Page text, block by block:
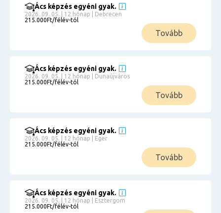
Ács képzés egyéni gyak.
2026. 09. 05. | 12 hónap | Debrecen
215.000Ft/félév-tól
Tovább
Ács képzés egyéni gyak.
2026. 09. 05. | 12 hónap | Dunaújváros
215.000Ft/félév-tól
Tovább
Ács képzés egyéni gyak.
2026. 09. 05. | 12 hónap | Eger
215.000Ft/félév-tól
Tovább
Ács képzés egyéni gyak.
2026. 09. 05. | 12 hónap | Esztergom
215.000Ft/félév-tól